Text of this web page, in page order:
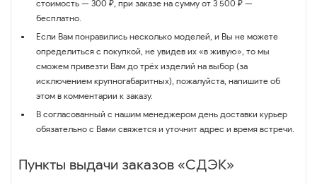
стоимость — 300 ₽, при заказе на сумму от 3 500 ₽ —
бесплатно.
Если Вам понравились несколько моделей, и Вы не можете
определиться с покупкой, не увидев их «в живую», то мы
сможем привезти Вам до трёх изделий на выбор (за
исключением крупногабаритных), пожалуйста, напишите об
этом в комментарии к заказу.
В согласованный с нашим менеджером день доставки курьер
обязательно с Вами свяжется и уточнит адрес и время встречи.
Пункты выдачи заказов «СДЭК»